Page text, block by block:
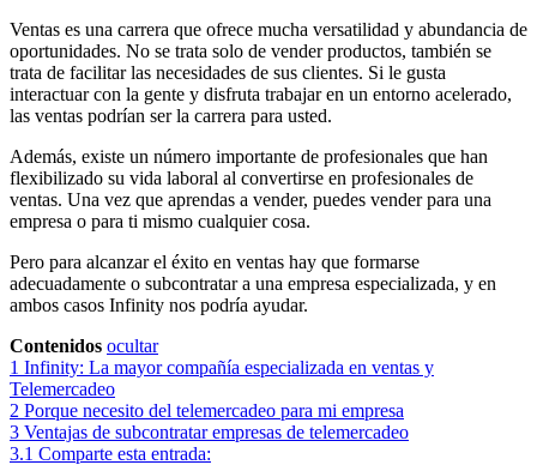
Ventas es una carrera que ofrece mucha versatilidad y abundancia de
oportunidades. No se trata solo de vender productos, también se
trata de facilitar las necesidades de sus clientes. Si le gusta
interactuar con la gente y disfruta trabajar en un entorno acelerado,
las ventas podrían ser la carrera para usted.
Además, existe un número importante de profesionales que han
flexibilizado su vida laboral al convertirse en profesionales de
ventas. Una vez que aprendas a vender, puedes vender para una
empresa o para ti mismo cualquier cosa.
Pero para alcanzar el éxito en ventas hay que formarse
adecuadamente o subcontratar a una empresa especializada, y en
ambos casos Infinity nos podría ayudar.
Contenidos ocultar
1 Infinity: La mayor compañía especializada en ventas y
Telemercadeo
2 Porque necesito del telemercadeo para mi empresa
3 Ventajas de subcontratar empresas de telemercadeo
3.1 Comparte esta entrada: